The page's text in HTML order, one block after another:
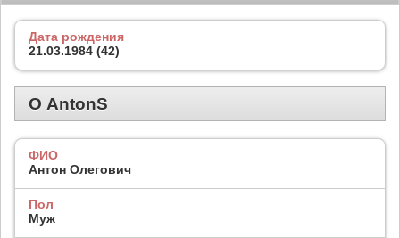
Дата рождения
21.03.1984 (42)
О AntonS
ФИО
Антон Олегович
Пол
Муж